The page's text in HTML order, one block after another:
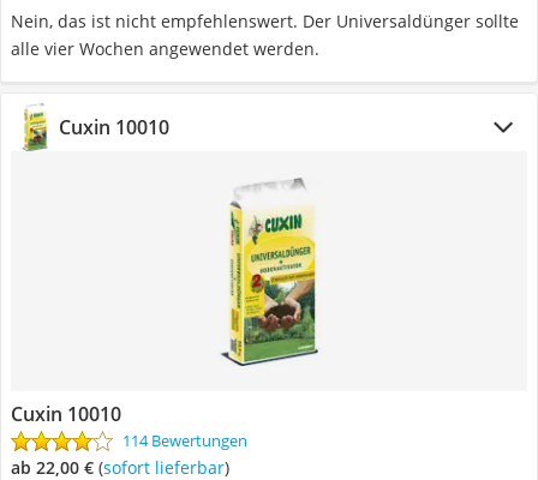
Nein, das ist nicht empfehlenswert. Der Universaldünger sollte
alle vier Wochen angewendet werden.
Cuxin 10010
Cuxin 10010
114 Bewertungen
ab 22,00 € ( Sofort lieferbar)